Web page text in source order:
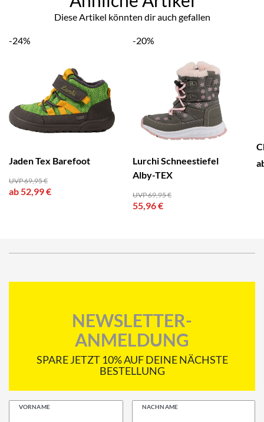
Diese Artikel könnten dir auch gefallen
-24%
Jaden Tex Barefoot
UVP 69,95 €
ab 52,99 €
-20%
Lurchi Schneestiefel
Alby-TEX
UVP 69,95 €
55,96 €
NEWSLETTER-
ANMELDUNG
SPARE JETZT 10% AUF DEINE NÄCHSTE
BESTELLUNG
VORNAME NACHNAME